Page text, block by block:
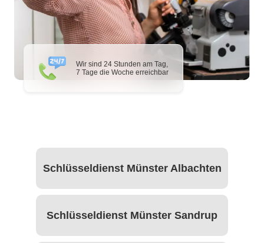
Wir sind 24 Stunden am Tag,
7 Tage die Woche erreichbar
Schlüsseldienst Münster Albachten
Schlüsseldienst Münster Sandrup